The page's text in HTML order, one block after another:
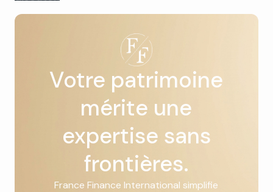
Votre patrimoine
mérite une
expertise sans
frontières.
France Finance International simplifie